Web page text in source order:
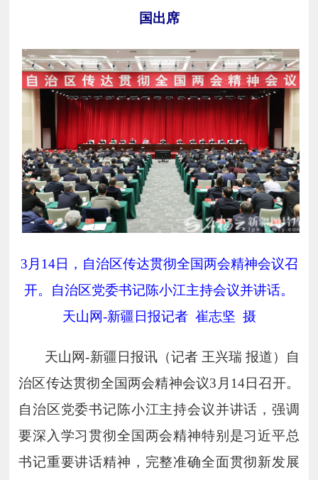
国出席
3月 14日，自治区传达贯彻全国两会精神会议召
开。自治区党委书记陈小江主持会议并讲话。
天山网-新疆日报记者 崔志坚 摄
天山网-新疆日报讯（记者 王兴瑞 报道）自
治区传达贯彻全国两会精神会议3 月 14日召开。
自治区党委书记陈小江主持会议并讲话，强调
要深入学习贯彻全国两会精神特别是习近平总
书记重要讲话精神，完整准确全面贯彻新发展